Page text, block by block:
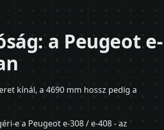
a Peugeot e-
kínál, a 4690 mm hossz pedig a
e a Peugeot e-308 / e-408 - az